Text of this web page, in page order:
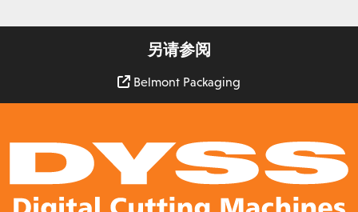
另请参阅
Belmont Packaging